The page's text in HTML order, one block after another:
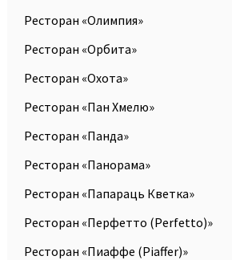
Ресторан «Олимпия»
Ресторан «Орбита»
Ресторан «Охота»
Ресторан «Пан Хмелю»
Ресторан «Панда»
Ресторан «Панорама»
Ресторан «Папараць Кветка»
Ресторан «Перфетто (Perfetto)»
Ресторан «Пиаффе (Piaffer)»